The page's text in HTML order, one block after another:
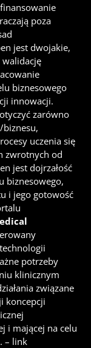
poza
jest dwojakie,
biznesowego
innowacji.
zarówno
uczenia się
zwrotnych od
jest dojrzałość
biznesowego,
i jego gotowość
potrzeby
klinicznym
związane
koncepcji
i mającej na celu
– link